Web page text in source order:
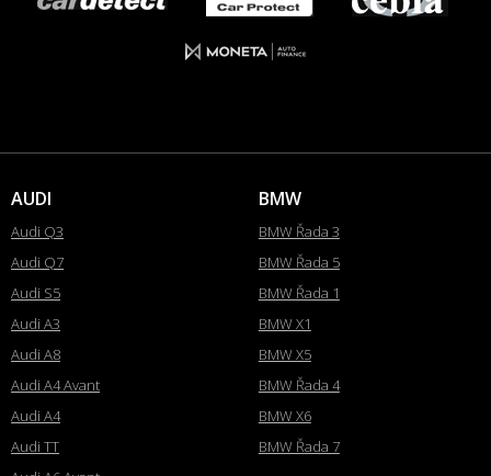
AUDI
Audi Q3
Audi Q7
Audi S5
Audi A3
Audi A8
Audi A4 Avant
Audi A4
Audi TT
BMW
BMW Řada 3
BMW Řada 5
BMW Řada 1
BMW X1
BMW X5
BMW Řada 4
BMW X6
BMW Řada 7